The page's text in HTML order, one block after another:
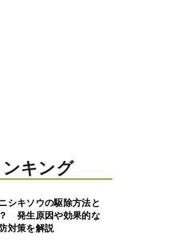
ンキング
シキソウの駆除方法と
発生原因や効果的な
対策を解説